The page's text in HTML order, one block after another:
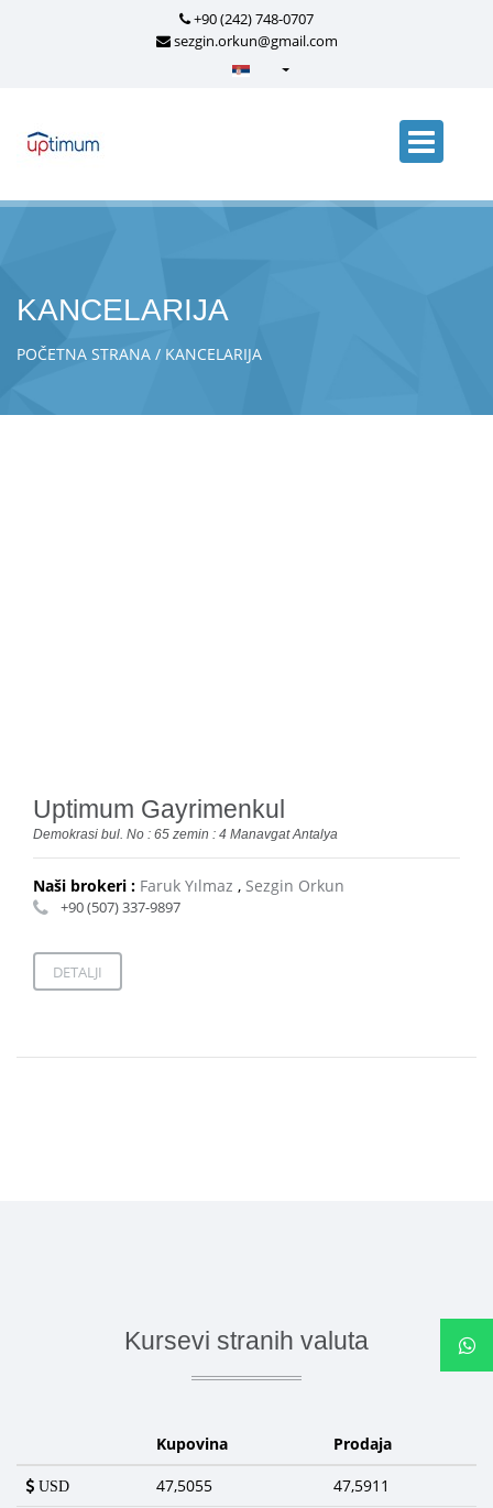
+90 (242) 748-0707
sezgin.orkun@gmail.com
KANCELARIJA
POČETNA STRANA KANCELARIJA
Uptimum Gayrimenkul
Demokrasi bul. No : 65 zemin : 4 Manavgat Antalya
Naši brokeri : Faruk Yılmaz , Sezgin Orkun
+90 (507) 337-9897
DETALJI
Kursevi stranih valuta
Kupovina Prodaja
USD 47,5055 47,5911